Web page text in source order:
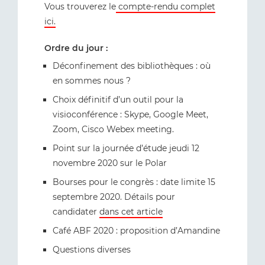
Vous trouverez le compte-rendu complet
ici.
Ordre du jour :
Déconfinement des bibliothèques : où
en sommes nous ?
Choix définitif d’un outil pour la
visioconférence : Skype, Google Meet,
Zoom, Cisco Webex meeting.
Point sur la journée d’étude jeudi 12
novembre 2020 sur le Polar
Bourses pour le congrès : date limite 15
septembre 2020. Détails pour
candidater dans cet article
Café ABF 2020 : proposition d’Amandine
Questions diverses